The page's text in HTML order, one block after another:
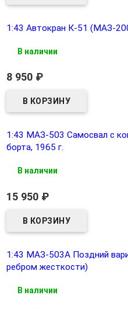
1:43 Автокран К-51 (МАЗ-
В наличии
8 950 ₽
1:43 МАЗ-503 Самосвал с
борта, 1965 г.
В наличии
15 950 ₽
1:43 МАЗ-503А Поздний
ребром жесткости)
В наличии